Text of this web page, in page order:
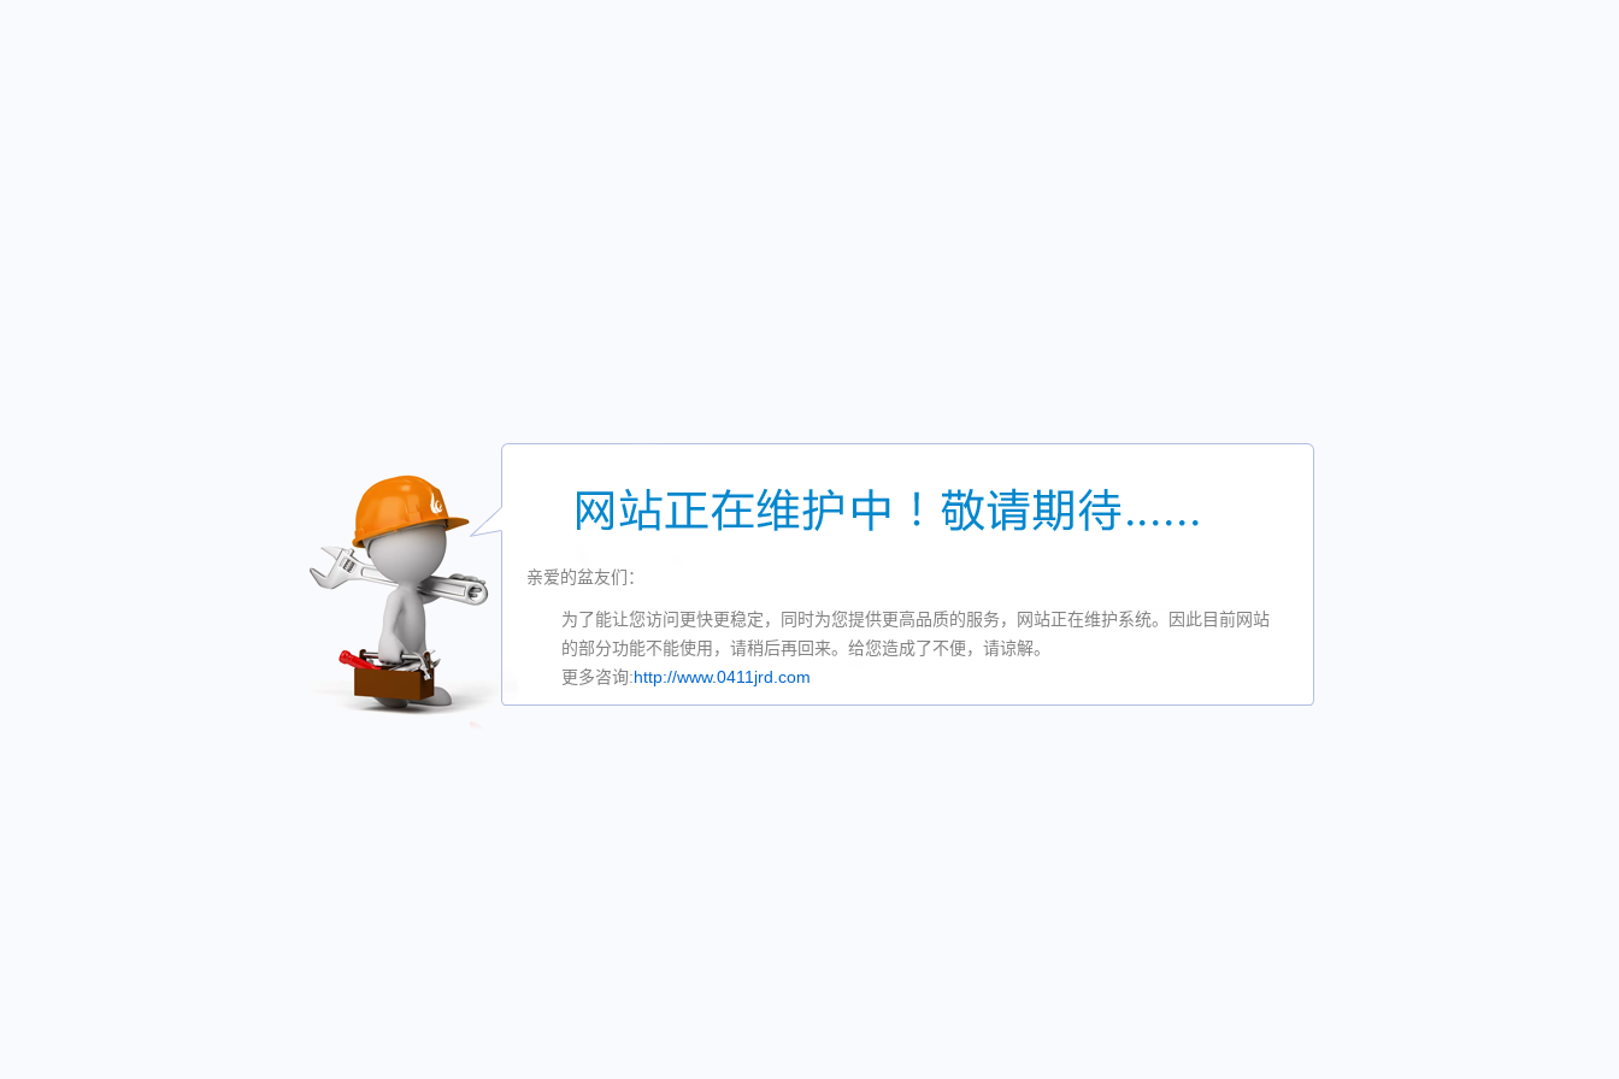
亲爱的盆友们：
为了能让您访问更快更稳定，同时为您提供更高品质的服务，网站正在维护系统。因此目前网站
的部分功能不能使用，请稍后再回来。给您造成了不便，请谅解。
更多咨询:http://www.0411jrd.com